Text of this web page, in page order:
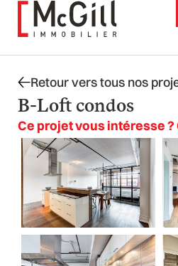
Aller
Retour vers tous nos
B-Loft condos
Ce projet vous intéresse